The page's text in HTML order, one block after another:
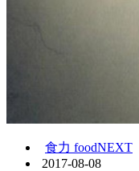
食力 foodNEXT
2017-08-08